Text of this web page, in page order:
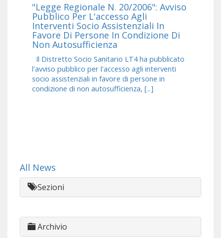
"Legge Regionale N. 20/2006": Avviso
Pubblico Per L'accesso Agli
Interventi Socio Assistenziali In
Favore Di Persone In Condizione Di
Non Autosufficienza
Il Distretto Socio Sanitario LT4 ha pubblicato
l'avviso pubblico per l'accesso agli interventi
socio assistenziali in favore di persone in
condizione di non autosufficienza, [...]
All News
Sezioni
Archivio